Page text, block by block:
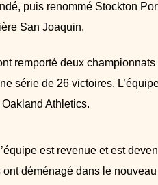
puis renommé Stockton
San Joaquin.
remporté deux
série de 26 victoires.
Athletics.
est revenue et est
déménagé dans le